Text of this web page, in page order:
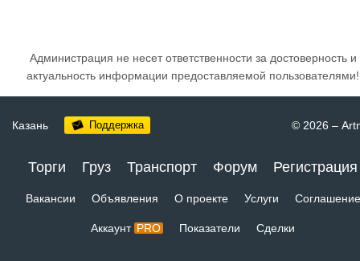
Администрация не несет ответственности за достоверность и
актуальность информации предоставляемой пользователями!
Казань Поддержка © 2026 –
Торги Груз Транспорт Форум Регистрация
Вакансии Объявления О проекте Услуги Соглашение
Аккаунт PRO Показатели Сделки